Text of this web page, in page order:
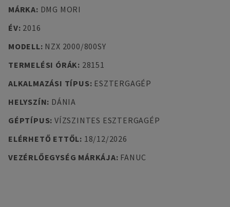
MÁRKA: DMG MORI
ÉV: 2016
MODELL: NZX 2000/800SY
TERMELÉSI ÓRÁK: 28151
ALKALMAZÁSI TÍPUS: ESZTERGAGÉP
HELYSZÍN: DÁNIA
GÉPTÍPUS: VÍZSZINTES ESZTERGAGÉP
ELÉRHETŐ ETTŐL: 18/12/2026
VEZÉRLŐEGYSÉG MÁRKÁJA: FANUC